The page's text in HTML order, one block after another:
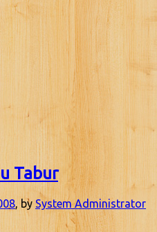
Tabur
, by System Administrator